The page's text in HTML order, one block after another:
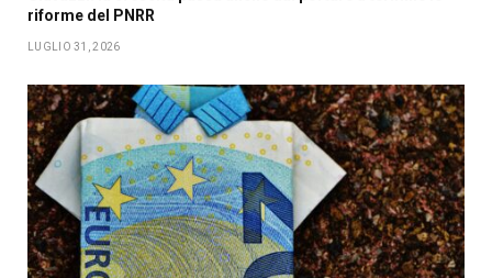
riforme del PNRR
LUGLIO 31, 2026